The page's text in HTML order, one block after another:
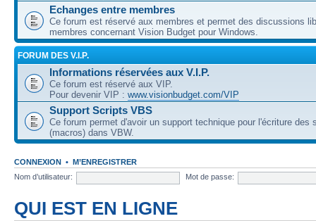
Echanges entre membres
Ce forum est réservé aux membres et permet des discussions
membres concernant Vision Budget pour Windows.
FORUM DES V.I.P.
Informations réservées aux V.I.P.
Ce forum est réservé aux VIP.
Pour devenir VIP : www.visionbudget.com/VIP
Support Scripts VBS
Ce forum permet d'avoir un support technique pour l'écriture des
(macros) dans VBW.
CONNEXION • M’ENREGISTRER
Nom d’utilisateur:
Mot de passe:
QUI EST EN LIGNE